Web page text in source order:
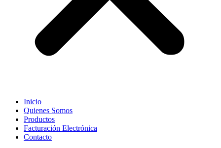
Inicio
Quienes Somos
Productos
Facturación Electrónica
Contacto